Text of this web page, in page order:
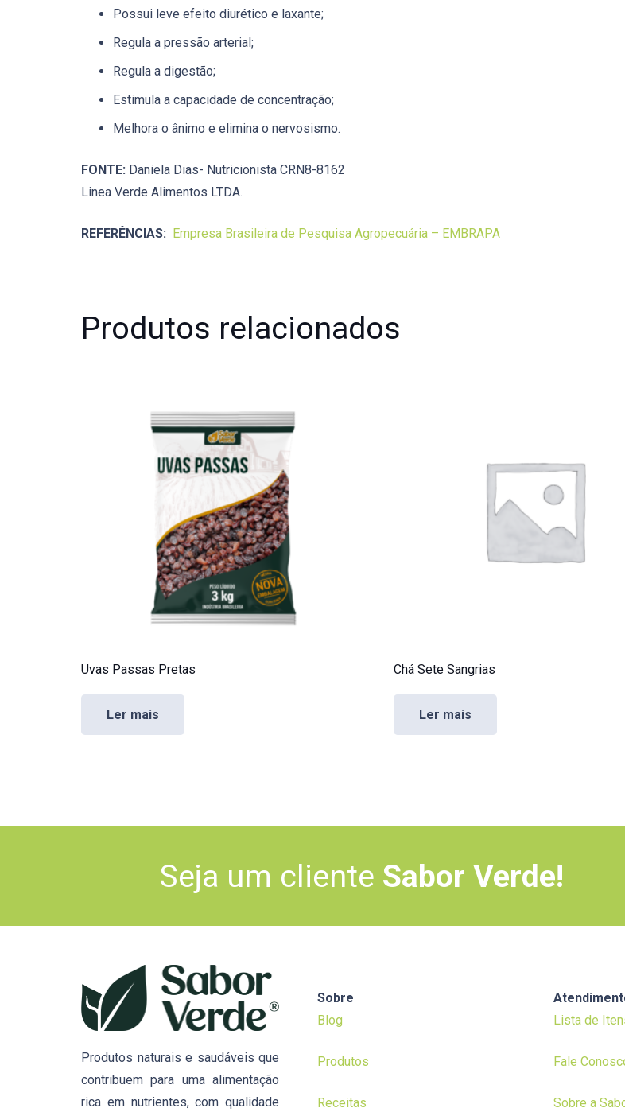
Possui leve efeito diurético e laxante;
Regula a pressão arterial;
Regula a digestão;
Estimula a capacidade de concentração;
Melhora o ânimo e elimina o nervosismo.
FONTE: Daniela Dias- Nutricionista CRN8-8162
Linea Verde Alimentos LTDA.
REFERÊNCIAS: Empresa Brasileira de Pesquisa Agropecuária – EMBRAPA
Produtos relacionados
Uvas Passas Pretas
Ler mais
Chá Sete Sangrias
Ler mais
Seja um cliente Sabor Verde!
Produtos naturais e saudáveis que
contribuem para uma alimentação
rica em nutrientes, com qualidade
Sobre
Blog
Produtos
Receitas
Lista de
Fale
Sobre a